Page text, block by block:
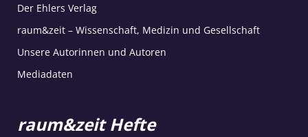
Der Ehlers Verlag
raum&zeit – Wissenschaft, Medizin und Gesellschaft
Unsere Autorinnen und Autoren
Mediadaten
raum&zeit Hefte